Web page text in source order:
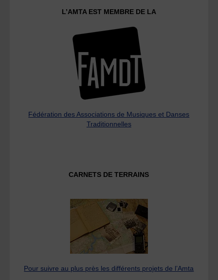
L’AMTA EST MEMBRE DE LA
Fédération des Associations de Musiques et Danses
Traditionnelles
CARNETS DE TERRAINS
Pour suivre au plus près les différents projets de l’Amta